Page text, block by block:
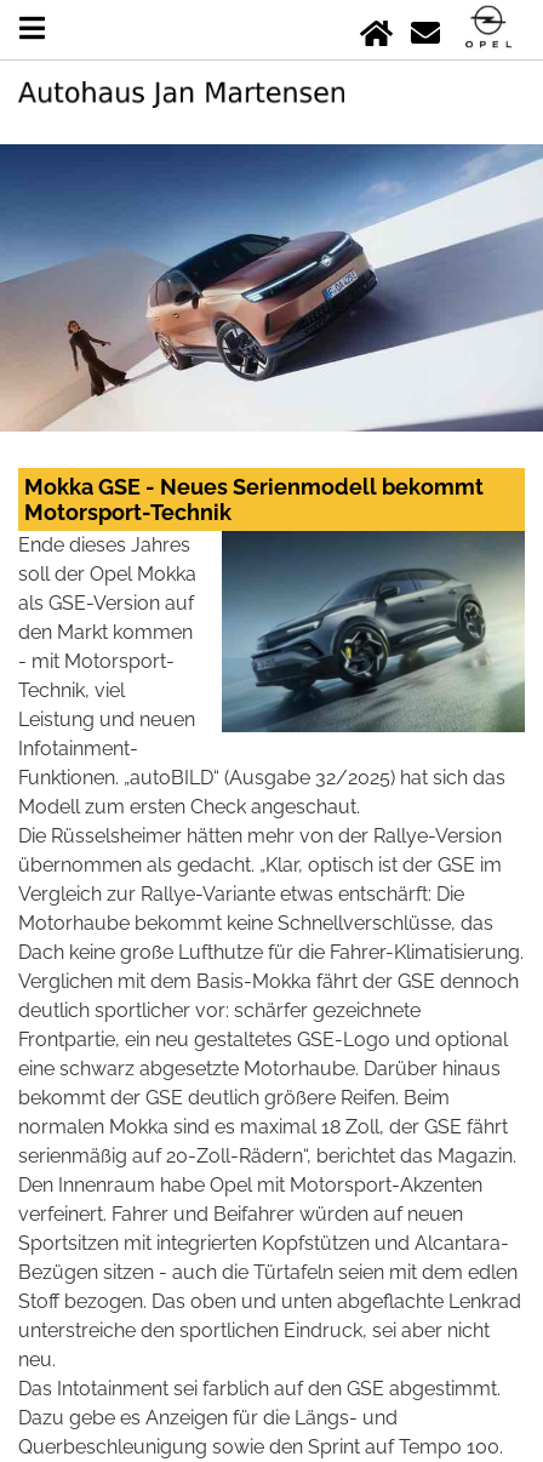
Mokka GSE - Neues Serienmodell bekommt
Motorsport-Technik
Ende dieses Jahres
soll der Opel Mokka
als GSE-Version auf
den Markt kommen
- mit Motorsport-
Technik, viel
Leistung und neuen
Infotainment-
Funktionen. „autoBILD“ (Ausgabe 32/2025) hat sich das
Modell zum ersten Check angeschaut.
Die Rüsselsheimer hätten mehr von der Rallye-Version
übernommen als gedacht. „Klar, optisch ist der GSE im
Vergleich zur Rallye-Variante etwas entschärft: Die
Motorhaube bekommt keine Schnellverschlüsse, das
Dach keine große Lufthutze für die Fahrer-Klimatisierung.
Verglichen mit dem Basis-Mokka fährt der GSE dennoch
deutlich sportlicher vor: schärfer gezeichnete
Frontpartie, ein neu gestaltetes GSE-Logo und optional
eine schwarz abgesetzte Motorhaube. Darüber hinaus
bekommt der GSE deutlich größere Reifen. Beim
normalen Mokka sind es maximal 18 Zoll, der GSE fährt
serienmäßig auf 20-Zoll-Rädern“, berichtet das Magazin.
Den Innenraum habe Opel mit Motorsport-Akzenten
verfeinert. Fahrer und Beifahrer würden auf neuen
Sportsitzen mit integrierten Kopfstützen und Alcantara-
Bezügen sitzen - auch die Türtafeln seien mit dem edlen
Stoff bezogen. Das oben und unten abgeflachte Lenkrad
unterstreiche den sportlichen Eindruck, sei aber nicht
neu.
Das Intotainment sei farblich auf den GSE abgestimmt.
Dazu gebe es Anzeigen für die Längs- und
Querbeschleunigung sowie den Sprint auf Tempo 100.